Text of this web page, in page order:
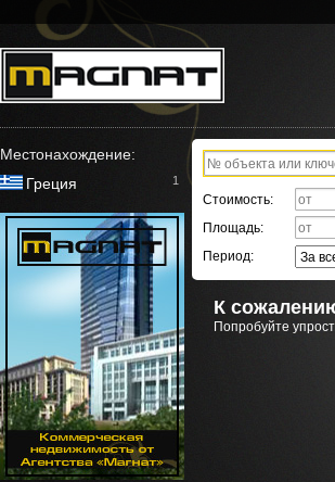
Местонахождение:
Греция
1
Стоимость:
Площадь:
Период:
К
Попробуйте